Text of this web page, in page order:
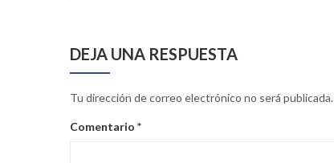
DEJA UNA RESPUESTA
Tu dirección de correo electrónico no será publicada.
Comentario *